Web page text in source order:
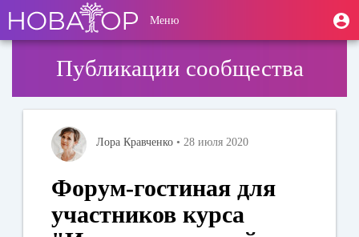
основному
содержанию
User
account
Меню
Публикации сообщества
Лора Кравченко • 28 июля 2020
Форум-гостиная для
участников курса